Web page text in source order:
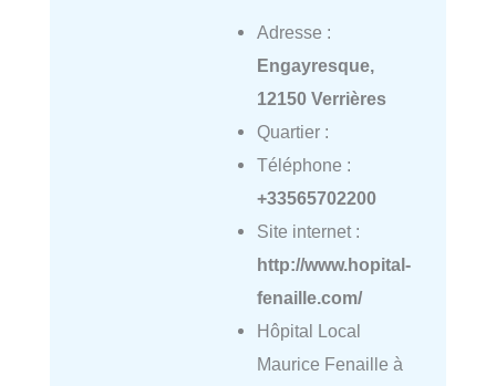
Adresse :
Engayresque,
12150 Verrières
Quartier :
Téléphone :
+33565702200
Site internet :
http://www.hopital-
fenaille.com/
Hôpital Local
Maurice Fenaille à